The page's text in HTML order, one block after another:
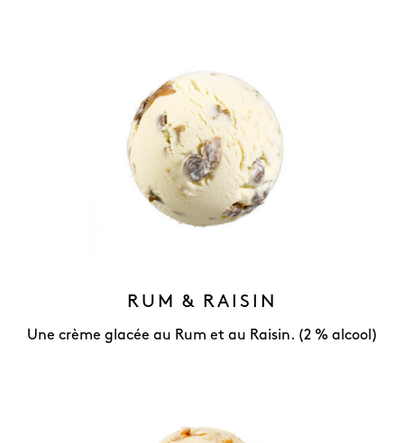
RUM & RAISIN
Une crème glacée au Rum et au Raisin. (2 % alcool)